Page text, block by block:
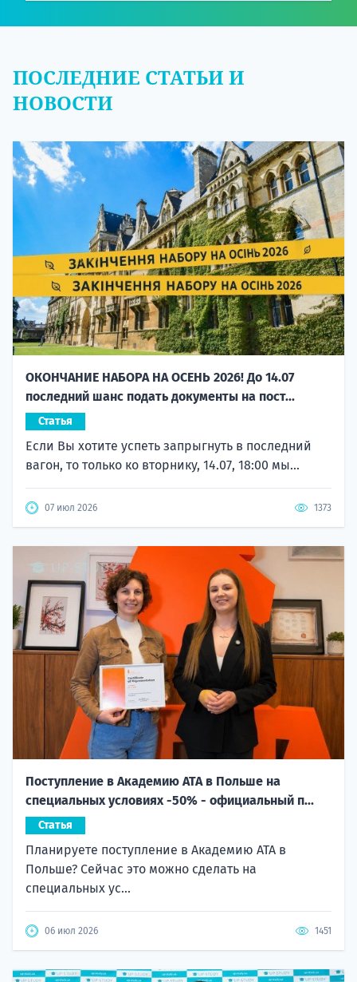
ПОСЛЕДНИЕ СТАТЬИ И
НОВОСТИ
ОКОНЧАНИЕ НАБОРА НА ОСЕНЬ 2026! До 14.07
последний шанс подать документы на пост...
Статья
Если Вы хотите успеть запрыгнуть в последний
вагон, то только ко вторнику, 14.07, 18:00 мы...
07 июл 2026 1373
Поступление в Академию ATA в Польше на
специальных условиях -50% - официальный п...
Статья
Планируете поступление в Академию ATA в
Польше? Сейчас это можно сделать на
специальных ус...
06 июл 2026 1451